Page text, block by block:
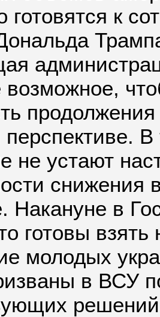
к
возможное,
не устают
снижения
Накануне в
готовы
молодых
в ВСУ